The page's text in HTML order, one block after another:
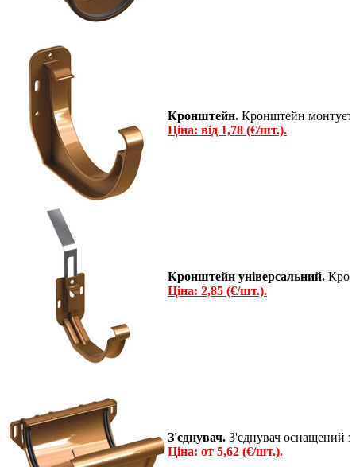
Кронштейн. Кронштейн
Ціна: від 1,78 (€/шт.).
Кронштейн універсальний.
Ціна: 2,85 (€/шт.).
З'єднувач. З'єднувач оснащений
Ціна: от 5,62 (€/шт.).